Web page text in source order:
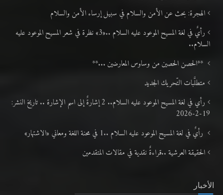
الهجرة: بحث عن الأمن والسلام في سبيل إرساء الأمن والسلام
رأيٌ في لغة المسيح الموعود عليه السلام ..«3» نظرة في شعر المسيح الموعود عليه
السلام..
**الحصن الحصين من وساوس المعارضين ...**
متطلَّبات التّحريك الجديد
رأي في لغة المسيح الموعود عليه السلام.. 2 إشارةٌ إلى اسم الإشارة .. تاريخ النشر:
19-2-2026
رأيٌ في لغة المسيح الموعود عليه السلام ..1 في محنة اللغة ومعاني «الاشتهار»
الحقيقة العرشية ..قراءةٌ نقدية في مقالات المتقدمين
الأخبار